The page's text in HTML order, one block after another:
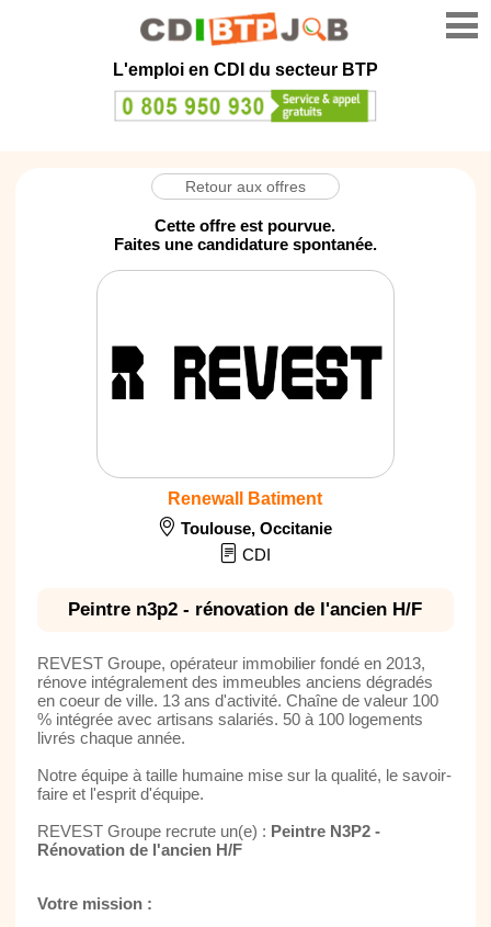
L'emploi en CDI du secteur BTP
Retour aux offres
Cette offre est pourvue.
Faites une candidature spontanée.
Renewall Batiment
Toulouse,Occitanie
CDI
Peintre n3p2 - rénovation de l'ancien H/F
REVEST Groupe, opérateur immobilier fondé en 2013,
rénove intégralement des immeubles anciens dégradés
en coeur de ville. 13 ans d'activité. Chaîne de valeur 100
% intégrée avec artisans salariés. 50 à 100 logements
livrés chaque année.
Notre équipe à taille humaine mise sur la qualité, le savoir-
faire et l'esprit d'équipe.
REVEST Groupe recrute un(e) : Peintre N3P2 -
Rénovation de l'ancien H/F
Votre mission :